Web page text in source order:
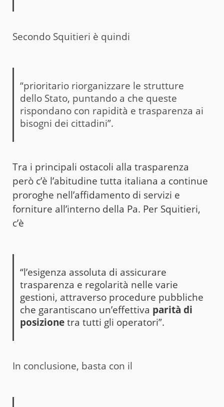
Secondo Squitieri è quindi
“prioritario riorganizzare le strutture
dello Stato, puntando a che queste
rispondano con rapidità e trasparenza ai
bisogni dei cittadini”.
Tra i principali ostacoli alla trasparenza
però c’è l’abitudine tutta italiana a continue
proroghe nell’affidamento di servizi e
forniture all’interno della Pa. Per Squitieri,
c’è
“l’esigenza assoluta di assicurare
trasparenza e regolarità nelle varie
gestioni, attraverso procedure pubbliche
che garantiscano un’effettiva parità di
posizionetra tutti gli operatori”.
In conclusione, basta con il